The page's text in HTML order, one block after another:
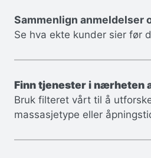
Sammenlign anmeldelser
Se hva ekte kunder sier før
Finn tjenester i nærheten
Bruk filteret vårt til å
massasjetype eller